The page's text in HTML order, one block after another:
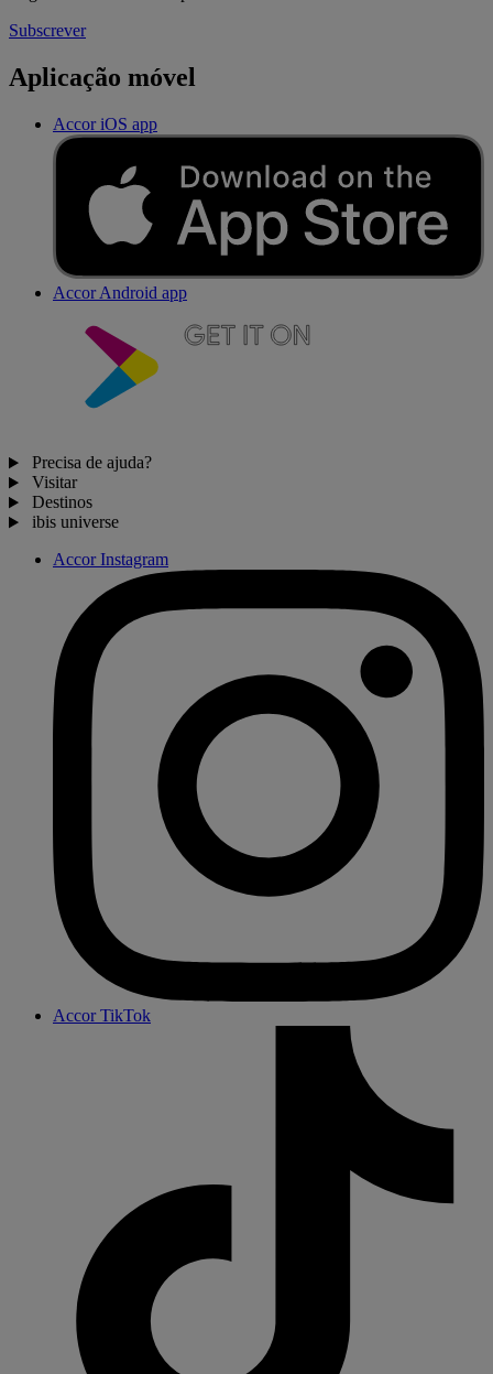
Subscrever
Aplicação móvel
Accor iOS app
Accor Android app
Precisa de ajuda?
Visitar
Destinos
ibis universe
Accor Instagram
Accor TikTok